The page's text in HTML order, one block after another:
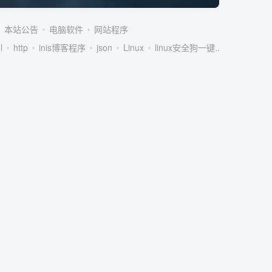
本站公告 电脑软件
网站程序
http inis博客程序 json Linux linux安全狗一键...